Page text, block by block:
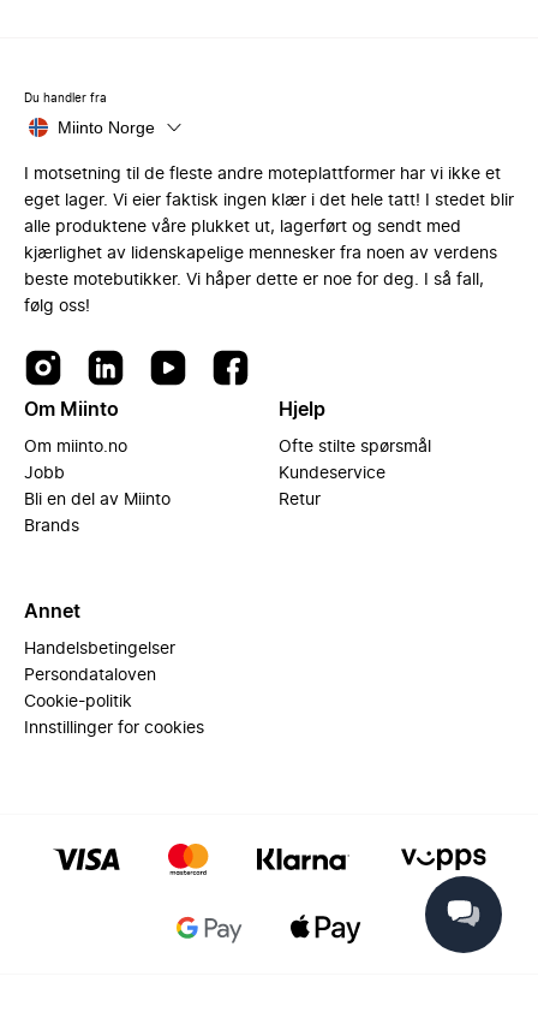
Du handler fra
Miinto Norge
I motsetning til de fleste andre moteplattformer har vi ikke et
eget lager. Vi eier faktisk ingen klær i det hele tatt! I stedet blir
alle produktene våre plukket ut, lagerført og sendt med
kjærlighet av lidenskapelige mennesker fra noen av verdens
beste motebutikker. Vi håper dette er noe for deg. I så fall,
følg oss!
Om Miinto
Om miinto.no
Jobb
Bli en del av Miinto
Brands
Hjelp
Ofte stilte spørsmål
Kundeservice
Retur
Annet
Handelsbetingelser
Persondataloven
Cookie-politik
Innstillinger for cookies